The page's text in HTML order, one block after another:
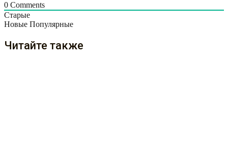
0 Comments
Старые
Новые Популярные
Читайте также